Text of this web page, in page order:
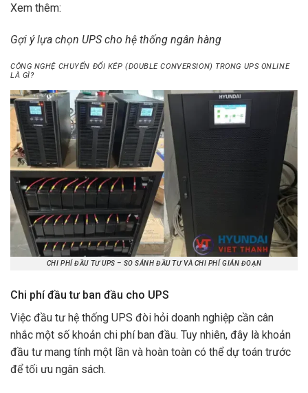
Xem thêm:
Gợi ý lựa chọn UPS cho hệ thống ngân hàng
CÔNG NGHỆ CHUYỂN ĐỔI KÉP (DOUBLE CONVERSION) TRONG UPS ONLINE
LÀ GÌ?
CHI PHÍ ĐẦU TƯ UPS – SO SÁNH ĐẦU TƯ VÀ CHI PHÍ GIÁN ĐOẠN
Chi phí đầu tư ban đầu cho UPS
Việc đầu tư hệ thống UPS đòi hỏi doanh nghiệp cần cân
nhắc một số khoản chi phí ban đầu. Tuy nhiên, đây là khoản
đầu tư mang tính một lần và hoàn toàn có thể dự toán trước
để tối ưu ngân sách.